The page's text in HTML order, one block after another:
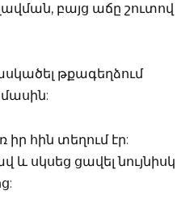
բայց աճը շուտով
թքագեղձում
հին տեղում էր:
և սկսեց ցավել նույնիսկ